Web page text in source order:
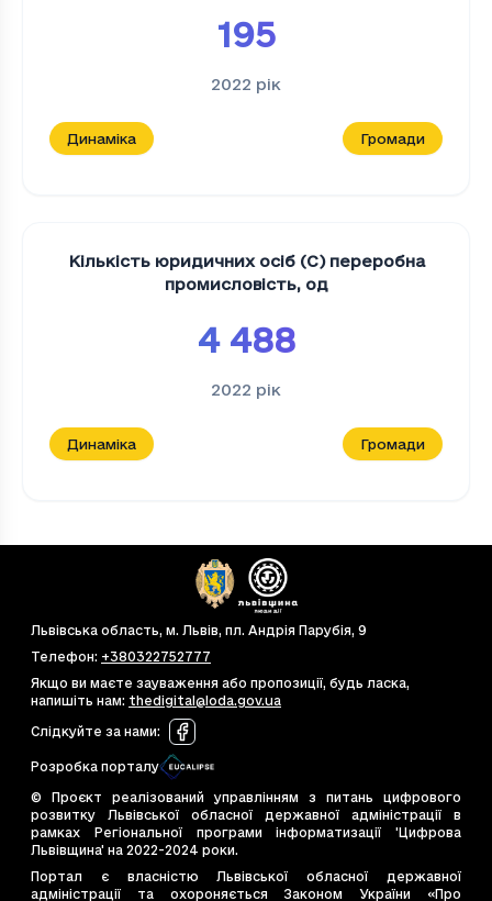
195
2022 рік
Динаміка Громади
Кількість юридичних осіб (С) переробна
промисловість, од
4 488
2022 рік
Динаміка Громади
Львівська область, м. Львів, пл. Андрія Парубія, 9
Телефон: +380322752777
Якщо ви маєте зауваження або пропозиції, будь ласка,
напишіть нам: thedigital@loda.gov.ua
Слідкуйте за нами:
Розробка порталу
© Проєкт реалізований управлінням з питань цифрового
розвитку Львівської обласної державної адміністрації в
рамках Регіональної програми інформатизації 'Цифрова
Львівщина' на 2022-2024 роки.
Портал є власністю Львівської обласної державної
адміністрації та охороняється Законом України «Про